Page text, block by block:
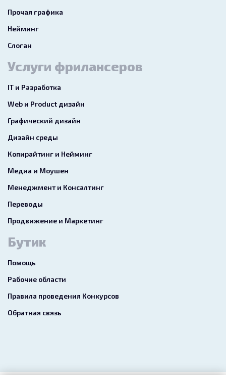
Прочая графика
Нейминг
Слоган
Услуги фрилансеров
IT и Разработка
Web и Product дизайн
Графический дизайн
Дизайн среды
Копирайтинг и Нейминг
Медиа и Моушен
Менеджмент и Консалтинг
Переводы
Продвижение и Маркетинг
Бутик
Помощь
Рабочие области
Правила проведения Конкурсов
Обратная связь